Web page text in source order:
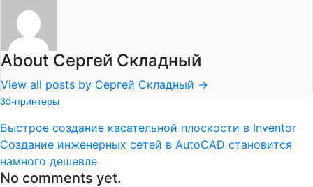
About Сергей Складный
View all posts by Сергей Складный →
3d-принтеры
Быстрое создание касательной плоскости в Inventor
Создание инженерных сетей в AutoCAD становится
намного дешевле
No comments yet.